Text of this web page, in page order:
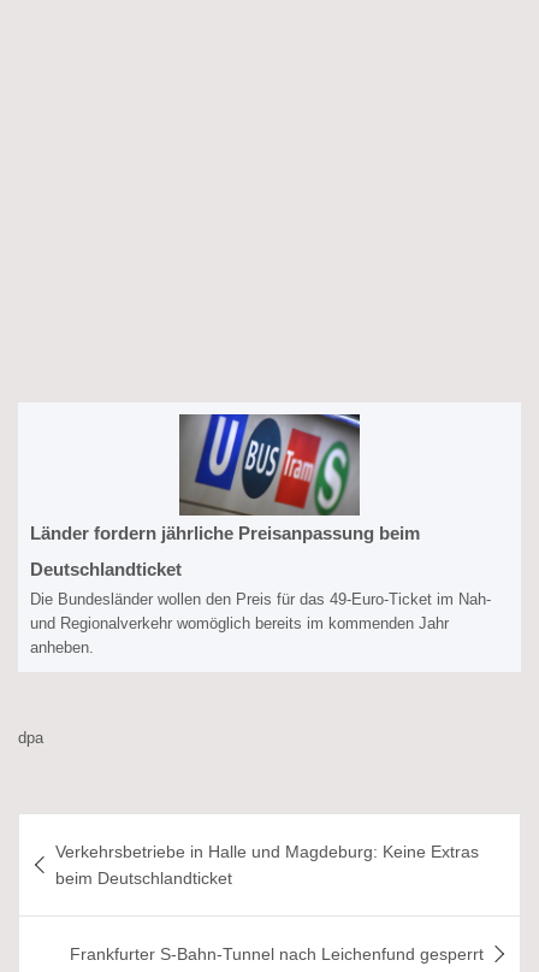
Länder fordern jährliche Preisanpassung beim
Deutschlandticket
Die Bundesländer wollen den Preis für das 49-Euro-Ticket im Nah-
und Regionalverkehr womöglich bereits im kommenden Jahr
anheben.
dpa
Verkehrsbetriebe in Halle und Magdeburg: Keine Extras
beim Deutschlandticket
Frankfurter S-Bahn-Tunnel nach Leichenfund gesperrt